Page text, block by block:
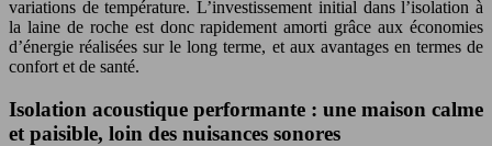
variations de température. L’investissement initial dans l’isolation à
la laine de roche est donc rapidement amorti grâce aux économies
d’énergie réalisées sur le long terme, et aux avantages en termes de
confort et de santé.
Isolation acoustique performante : une maison calme
et paisible, loin des nuisances sonores